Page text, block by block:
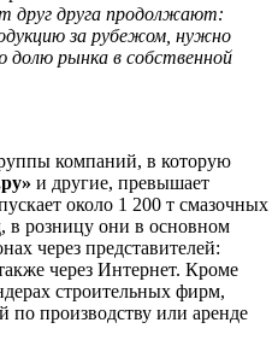
друг друга продолжают:
за рубежом, нужно
долю рынка в собственной
компаний, в которую
и другие, превышает
около 1 200 т смазочных
в розницу они в основном
через представителей:
через Интернет. Кроме
строительных фирм,
по производству или аренде